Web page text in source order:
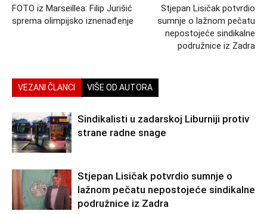
FOTO iz Marseillea: Filip Jurišić
sprema olimpijsko iznenađenje
Stjepan Lisičak potvrdio
sumnje o lažnom pečatu
nepostojeće sindikalne
podružnice iz Zadra
VEZANI ČLANCI VIŠE OD AUTORA
Sindikalisti u zadarskoj Liburniji protiv
strane radne snage
Stjepan Lisičak potvrdio sumnje o
lažnom pečatu nepostojeće sindikalne
podružnice iz Zadra